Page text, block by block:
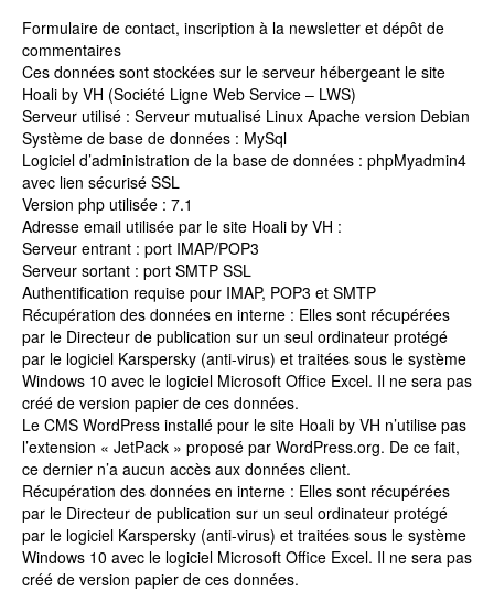
Formulaire de contact, inscription à la newsletter et dépôt de
commentaires
Ces données sont stockées sur le serveur hébergeant le site
Hoali by VH (Société Ligne Web Service – LWS)
Serveur utilisé : Serveur mutualisé Linux Apache version Debian
Système de base de données : MySql
Logiciel d’administration de la base de données : phpMyadmin4
avec lien sécurisé SSL
Version php utilisée : 7.1
Adresse email utilisée par le site Hoali by VH :
Serveur entrant : port IMAP/POP3
Serveur sortant : port SMTP SSL
Authentification requise pour IMAP, POP3 et SMTP
Récupération des données en interne : Elles sont récupérées
par le Directeur de publication sur un seul ordinateur protégé
par le logiciel Karspersky (anti-virus) et traitées sous le système
Windows 10 avec le logiciel Microsoft Office Excel. Il ne sera pas
créé de version papier de ces données.
Le CMS WordPress installé pour le site Hoali by VH n’utilise pas
l’extension « JetPack » proposé par WordPress.org. De ce fait,
ce dernier n’a aucun accès aux données client.
Récupération des données en interne : Elles sont récupérées
par le Directeur de publication sur un seul ordinateur protégé
par le logiciel Karspersky (anti-virus) et traitées sous le système
Windows 10 avec le logiciel Microsoft Office Excel. Il ne sera pas
créé de version papier de ces données.